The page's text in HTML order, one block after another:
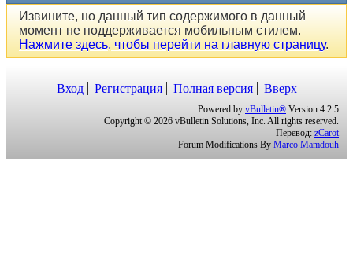
Извините, но данный тип содержимого в данный
момент не поддерживается мобильным стилем.
Нажмите здесь, чтобы перейти на главную страницу.
Вход Регистрация Полная версия Вверх
Powered by vBulletin® Version 4.2.5
Copyright © 2026 vBulletin Solutions, Inc. All rights reserved.
Перевод: zCarot
Forum Modifications By Marco Mamdouh